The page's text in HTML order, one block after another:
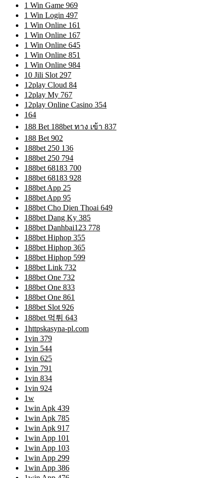
1 Win Game 969
1 Win Login 497
1 Win Online 161
1 Win Online 167
1 Win Online 645
1 Win Online 851
1 Win Online 984
10 Jili Slot 297
12play Cloud 84
12play My 767
12play Online Casino 354
164
188 Bet 188bet ทาง เข้า 837
188 Bet 902
188bet 250 136
188bet 250 794
188bet 68183 700
188bet 68183 928
188bet App 25
188bet App 95
188bet Cho Dien Thoai 649
188bet Dang Ky 385
188bet Danhbai123 778
188bet Hiphop 355
188bet Hiphop 365
188bet Hiphop 599
188bet Link 732
188bet One 732
188bet One 833
188bet One 861
188bet Slot 926
188bet 먹튀 643
1httpskasyna-pl.com
1vin 379
1vin 544
1vin 625
1vin 791
1vin 834
1vin 924
1w
1win Apk 439
1win Apk 785
1win Apk 917
1win App 101
1win App 103
1win App 299
1win App 386